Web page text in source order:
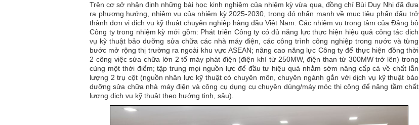
Trên cơ sở nhận định những bài học kinh nghiệm của nhiệm kỳ vừa qua, đồng chí Bùi Duy Nhị đã đưa
ra phương hướng, nhiệm vụ của nhiệm kỳ 2025-2030, trong đó nhấn mạnh về mục tiêu phấn đấu trở
thành đơn vị dịch vụ kỹ thuật chuyên nghiệp hàng đầu Việt Nam. Các nhiệm vụ trọng tâm của Đảng bộ
Công ty trong nhiệm kỳ mới gồm: Phát triển Công ty có đủ năng lực thực hiện hiệu quả công tác dịch
vụ kỹ thuật bảo dưỡng sửa chữa các nhà máy điện, các công trình công nghiệp trong nước và từng
bước mở rộng thị trường ra ngoài khu vực ASEAN; nâng cao năng lực Công ty để thực hiện đồng thời
2 công việc sửa chữa lớn 2 tổ máy phát điện (điện khí từ 250MW, điện than từ 300MW trở lên) trong
cùng một thời điểm; tập trung mọi nguồn lực để đầu tư hiệu quả nhằm sớm nâng cấp cả về chất lẫn
lượng 2 trụ cột (nguồn nhân lực kỹ thuật có chuyên môn, chuyên ngành gắn với dịch vụ kỹ thuật bảo
dưỡng sửa chữa nhà máy điện và công cụ dụng cụ chuyên dùng/máy móc thi công để nâng tầm chất
lượng dịch vụ kỹ thuật theo hướng tinh, sâu).